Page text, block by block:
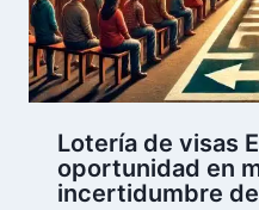
Lotería de visas
oportunidad en
incertidumbre